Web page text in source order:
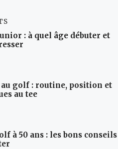
: à quel âge débuter et
au golf : routine, position et
au tee
à 50 ans : les bons conseils